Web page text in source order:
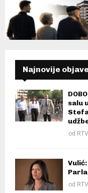
Najnovije objave
salu
od
od